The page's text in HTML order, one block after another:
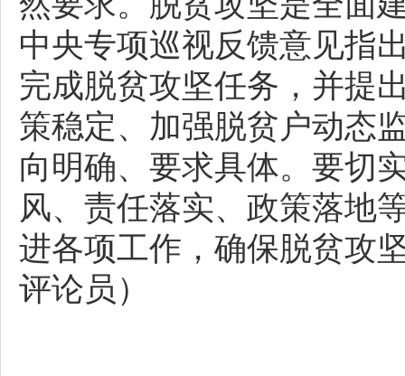
中央专项巡视反馈意见指
完成脱贫攻坚任务，并提
策稳定、加强脱贫户动态
向明确、要求具体。要切
风、责任落实、政策落地
进各项工作，确保脱贫攻
评论员）